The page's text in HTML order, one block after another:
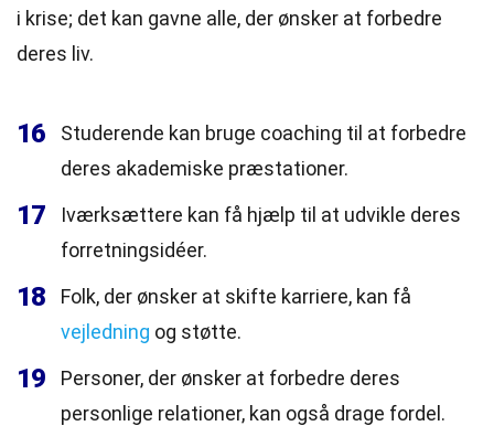
i krise; det kan gavne alle, der ønsker at forbedre
deres liv.
16
Studerende kan bruge coaching til at forbedre
deres akademiske præstationer.
17
Iværksættere kan få hjælp til at udvikle deres
forretningsidéer.
18
Folk, der ønsker at skifte karriere, kan få
vejledning og støtte.
19
Personer, der ønsker at forbedre deres
personlige relationer, kan også drage fordel.